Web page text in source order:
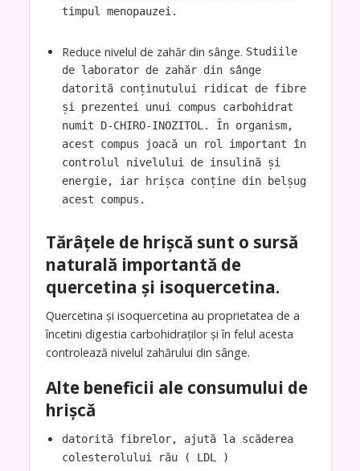
timpul menopauzei.
Reduce nivelul de zahăr din sânge. Studiile
de laborator de zahăr din sânge
datorită conținutului ridicat de fibre
și prezentei unui compus carbohidrat
numit D-CHIRO-INOZITOL. În organism,
acest compus joacă un rol important în
controlul nivelului de insulină și
energie, iar hrișca conține din belșug
acest compus.
Tărâțele de hrișcă sunt o sursă
naturală importantă de
quercetina și isoquercetina.
Quercetina și isoquercetina au proprietatea de a
încetini digestia carbohidraților și în felul acesta
controlează nivelul zahărului din sânge.
Alte beneficii ale consumului de
hrișcă
datorită fibrelor, ajută la scăderea
colesterolului rău ( LDL )